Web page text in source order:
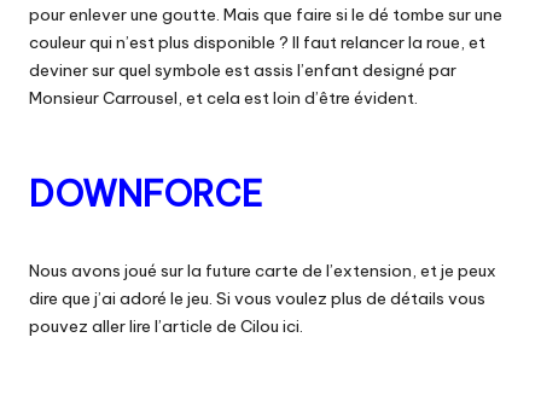
pour enlever une goutte. Mais que faire si le dé tombe sur une
couleur qui n’est plus disponible ? Il faut relancer la roue, et
deviner sur quel symbole est assis l’enfant designé par
Monsieur Carrousel, et cela est loin d’être évident.
DOWNFORCE
Nous avons joué sur la future carte de l’extension, et je peux
dire que j’ai adoré le jeu. Si vous voulez plus de détails vous
pouvez aller lire l’article de Cilou ici.